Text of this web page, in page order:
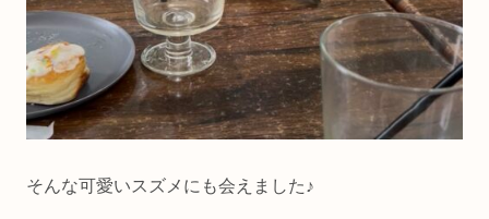
そんな可愛いスズメにも会えました♪